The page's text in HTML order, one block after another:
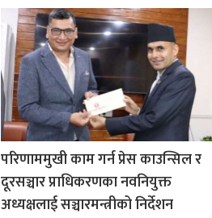
परिणाममुखी काम गर्न प्रेस काउन्सिल र
दूरसञ्चार प्राधिकरणका नवनियुक्त
अध्यक्षलाई सञ्चारमन्त्रीको निर्देशन